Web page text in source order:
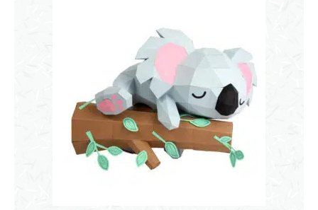
OBJETS PERSONNALISÉS